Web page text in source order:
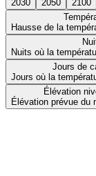
2030 2050
2100
Hausse de la
Nuits où la
Jours de
Jours où la
Élévation
Élévation prévue du